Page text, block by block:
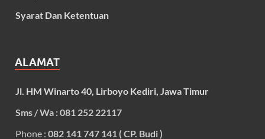
Syarat Dan Ketentuan
ALAMAT
Jl. HM Winarto 40, Lirboyo Kediri, Jawa Timur
Sms / Wa : 081 252 22117
Phone : 082 141 747 141 ( CP. Budi )